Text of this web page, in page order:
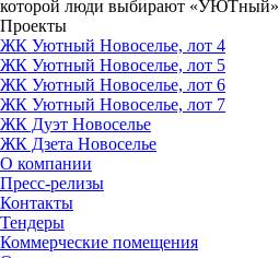
которой люди выбирают «УЮТный»
Проекты
ЖК Уютный Новоселье, лот 4
ЖК Уютный Новоселье, лот 5
ЖК Уютный Новоселье, лот 6
ЖК Уютный Новоселье, лот 7
ЖК Дуэт Новоселье
ЖК Дзета Новоселье
О компании
Пресс-релизы
Контакты
Тендеры
Коммерческие помещения